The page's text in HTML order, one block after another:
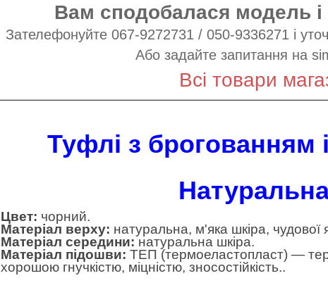
Вам сподобалася модель
Зателефонуйте 067-9272731 / 050-9336271 і
Або задайте запитання на
Всі товари
Туфлі з брогованням
Цвет: чорний.
Матеріал верху: натуральна, м'яка шкіра, чудової
Матеріал середини: натуральна шкіра.
Матеріал підошви: ТЕП (термоеластопласт) —
хорошою гнучкістю, міцністю, зносостійкість..